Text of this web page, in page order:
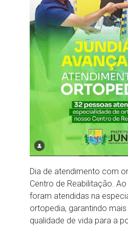
Dia de atendimento com
Centro de Reabilitação.
foram atendidas na
ortopedia, garantindo
qualidade de vida para a